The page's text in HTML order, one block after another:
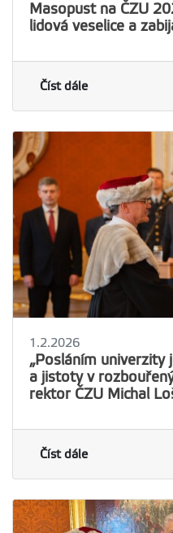
Masopust na ČZU
lidová veselice a
Číst dále
1.2.2026
„Posláním univerzity
a jistoty v
rektor ČZU Michal
Číst dále